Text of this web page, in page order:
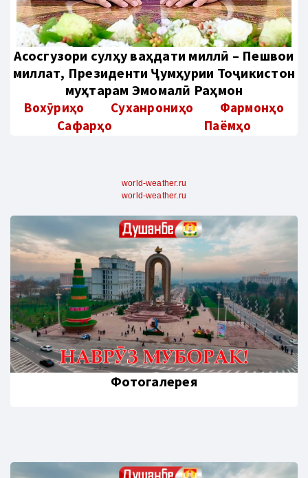
Aсосгузори сулҳу ваҳдати миллӣ – Пешвои
миллат, Президенти Ҷумҳурии Тоҷикистон
муҳтарам Эмомалӣ Раҳмон
Вохӯриҳо Суханрониҳо
Фармонҳо
Сафарҳо
Паёмҳо
world-weather.ru
world-weather.ru
Фотогалерея